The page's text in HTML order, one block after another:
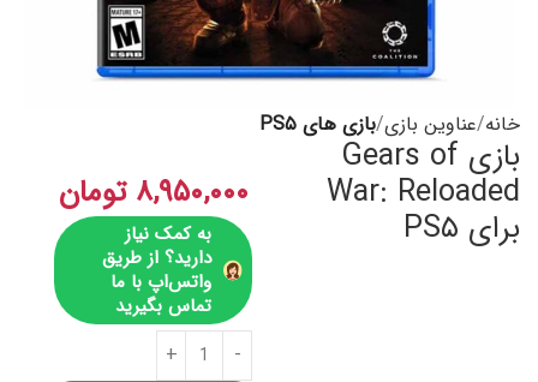
خانه عناوین بازی بازی های PS۵
بازی Gears of
War: Reloaded
برای PS۵
۸,۹۵۰,۰۰۰ تومان
به کمک نیاز
دارید؟ از طریق
واتس‌اپ با ما
تماس بگیرید